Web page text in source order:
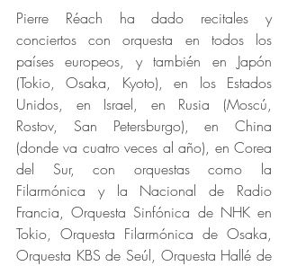
Pierre Réach ha dado recitales y
conciertos con orquesta en todos los
países europeos, y también en Japón
(Tokio, Osaka, Kyoto), en los Estados
Unidos, en Israel, en Rusia (Moscú,
Rostov, San Petersburgo), en China
(donde va cuatro veces al año), en Corea
del Sur, con orquestas como la
Filarmónica y la Nacional de Radio
Francia, Orquesta Sinfónica de NHK en
Tokio, Orquesta Filarmónica de Osaka,
Orquesta KBS de Seúl, Orquesta Hallé de